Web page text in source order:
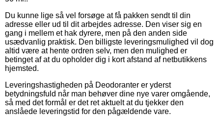
Du kunne lige så vel forsøge at få pakken sendt til din
adresse eller ud til dit arbejdes adresse. Den viser sig en
gang i mellem et hak dyrere, men på den anden side
usædvanlig praktisk. Den billigste leveringsmulighed vil dog
altid være at hente ordren selv, men den mulighed er
betinget af at du opholder dig i kort afstand af netbutikkens
hjemsted.
Leveringshastigheden på Deodoranter er yderst
betydningsfuld når man behøver dine nye varer omgående,
så med det formål er det ret aktuelt at du tjekker den
anslåede leveringstid for den pågældende vare.